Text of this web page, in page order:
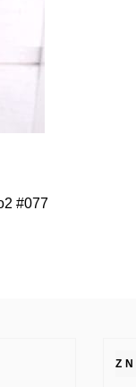
#077